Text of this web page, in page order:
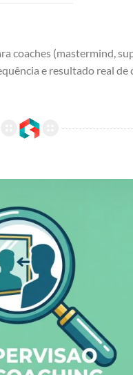
coaches (mastermind,
e resultado real de
Supervisão de coaching: o que é, por que fazer e como encontrar